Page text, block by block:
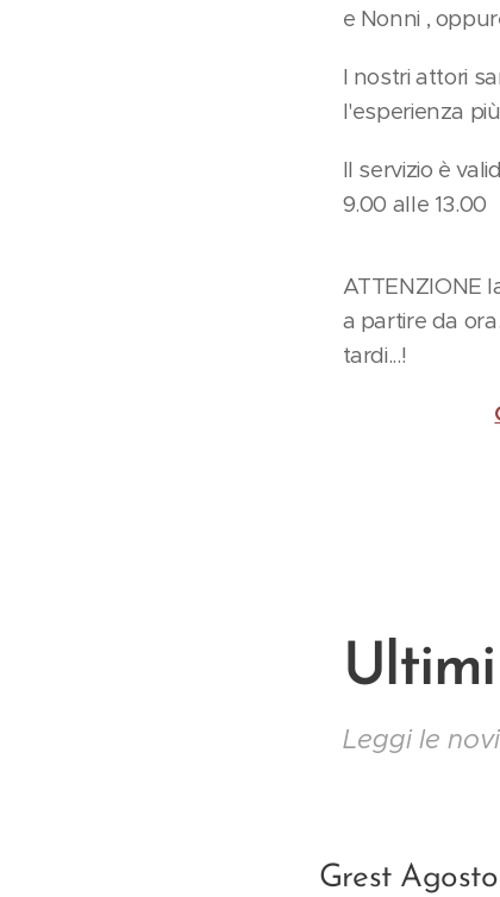
e Nonni ,
I nostri attori
l'esperienza
Il servizio è
9.00 alle 13.00
ATTENZIONE
a partire da
tardi...!
Leggi le
Grest